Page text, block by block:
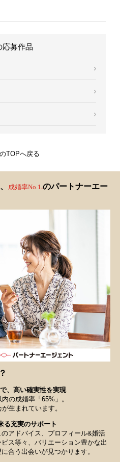
応募作品
TOPへ戻る
成婚率No.1 ※のパートナーエー
、高い確実性を実現
の成婚率「65%」。
生まれています。
る充実のサポート
アドバイス、プロフィール&婚活
ス等々、バリエーション豊かな出
合う出会いが見つかります。